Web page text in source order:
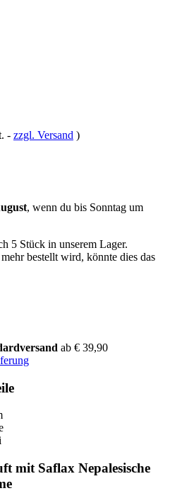
- zzgl. Versand )
, wenn du bis Sonntag um
5 Stück in unserem Lager.
bestellt wird, könnte dies das
ab € 39,90
mit Saflax Nepalesische